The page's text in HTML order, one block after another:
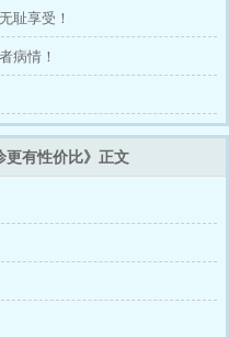
耻享受！
病情！
更有性价比》正文